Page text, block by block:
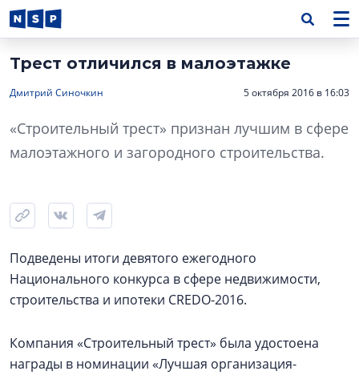
Трест отличился в малоэтажке
Дмитрий Синочкин 5 октября 2016 в 16:03
«Строительный трест» признан лучшим в сфере
малоэтажного и загородного строительства.
Подведены итоги девятого ежегодного
Национального конкурса в сфере недвижимости,
строительства и ипотеки CREDO-2016.
Компания «Строительный трест» была удостоена
награды в номинации «Лучшая организация-